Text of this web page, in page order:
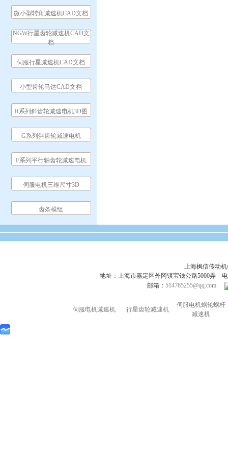
微小型转角减速机CAD文档
NGW行星齿轮减速机CAD文
档
伺服行星减速机CAD文档
小型齿轮马达CAD文档
R系列斜齿轮减速电机3D图
G系列斜齿轮减速电机
F系列平行轴齿轮减速电机
伺服电机三维尺寸3D
齿条模组
上海枫信传动
地址：上海市嘉定区外冈镇宝钱公路5000弄 电
邮箱：514765255@qq.com
伺服电机减速机 行星齿轮减速机
伺服电机蜗轮蜗杆
减速机